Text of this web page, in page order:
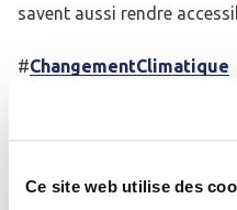
Ce site web utilise des
savent aussi rendre
#ChangementClimatique